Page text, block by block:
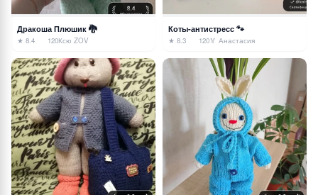
Дракоша Плюшик 🐉
★ 8.4 120Ксю ZOV
Коты-антистресс 🐾
★ 8.3 120🏅 Анастасия